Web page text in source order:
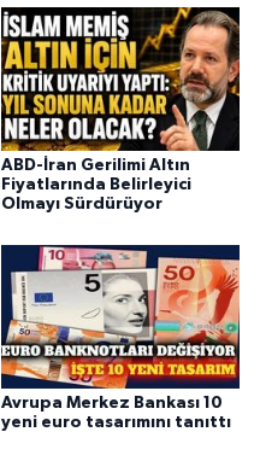
ABD-İran Gerilimi Altın
Fiyatlarında Belirleyici
Olmayı Sürdürüyor
Avrupa Merkez Bankası 10
yeni euro tasarımını tanıttı